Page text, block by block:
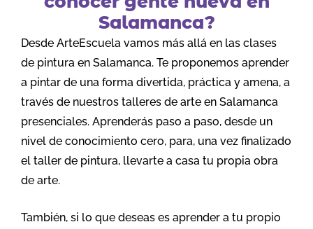
Salamanca?
Desde ArteEscuela vamos más allá en las clases
de pintura en Salamanca. Te proponemos aprender
a pintar de una forma divertida, práctica y amena, a
través de nuestros talleres de arte en Salamanca
presenciales. Aprenderás paso a paso, desde un
nivel de conocimiento cero, para, una vez finalizado
el taller de pintura, llevarte a casa tu propia obra
de arte.
También, si lo que deseas es aprender a tu propio